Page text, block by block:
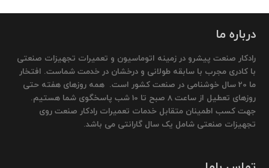
درباره ما
رادکار صنعت پیشرو در زمینه اتوماسیون و تعمیرات تجهیزات صنعتی
با کادری مجرب با سابقه طولانی و درخشان در خدمت شماست. افتخار
ما 20 سال خوشنامی در صنعت کشور است. همه روزهای هفته حتی
روزهای تعطیل از ساعت 8 صبح تا 10 شب پاسخگوی شما هستیم.
جهت کسب اطمینان متقابل خدمات تعمیرات رادکار صنعت روی
تجهیزات صنعتی شامل یک سال گارانتی می باشد.